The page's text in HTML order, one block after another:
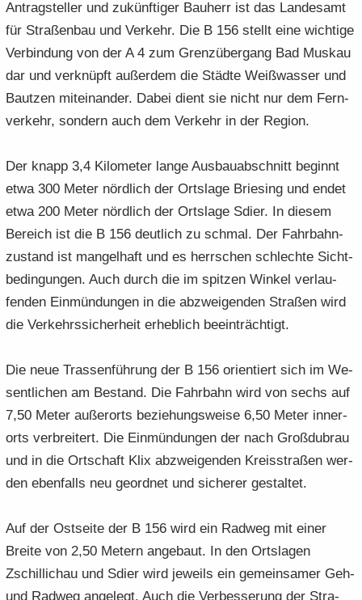
An­trag­stel­ler und zu­künf­ti­ger Bau­herr ist das Lan­des­amt
für Stra­ßen­bau und Ver­kehr. Die B 156 stellt eine wich­ti­ge
Ver­bin­dung von der A 4 zum Grenz­über­gang Bad Mus­kau
dar und ver­knüpft au­ßer­dem die Städ­te Weiß­was­ser und
Baut­zen mit­ein­an­der. Dabei dient sie nicht nur dem Fern­
ver­kehr, son­dern auch dem Ver­kehr in der Re­gi­on.
Der knapp 3,4 Ki­lo­me­ter lange Aus­bau­ab­schnitt be­ginnt
etwa 300 Meter nörd­lich der Orts­la­ge Brie­sing und endet
etwa 200 Meter nörd­lich der Orts­la­ge Sdier. In die­sem
Be­reich ist die B 156 deut­lich zu schmal. Der Fahr­bahn­
zu­stand ist man­gel­haft und es herr­schen schlech­te Sicht­
be­din­gun­gen. Auch durch die im spit­zen Win­kel ver­lau­
fen­den Ein­mün­dun­gen in die ab­zwei­gen­den Stra­ßen wird
die Ver­kehrs­si­cher­heit er­heb­lich be­ein­träch­tigt.
Die neue Tras­sen­füh­rung der B 156 ori­en­tiert sich im We­
sent­li­chen am Be­stand. Die Fahr­bahn wird von sechs auf
7,50 Meter au­ßer­orts be­zie­hungs­wei­se 6,50 Meter in­ner­
orts ver­brei­tert. Die Ein­mün­dun­gen der nach Groß­du­brau
und in die Ort­schaft Klix ab­zwei­gen­den Kreis­stra­ßen wer­
den eben­falls neu ge­ord­net und si­che­rer ge­stal­tet.
Auf der Ost­sei­te der B 156 wird ein Rad­weg mit einer
Brei­te von 2,50 Me­tern an­ge­baut. In den Orts­la­gen
Zschil­lichau und Sdier wird je­weils ein ge­mein­sa­mer Geh-
und Rad­weg an­ge­legt. Auch die Ver­bes­se­rung der Stra­